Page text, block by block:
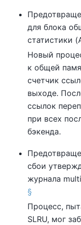
для блока
статистики
Новый
к общей
счетчик
выходе.
ссылок
при всех
бэкенда.
сбои
журнала
§
Процесс,
SLRU, мог